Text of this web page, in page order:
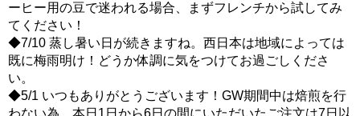
ーヒー用の豆で迷われる場合、まずフレンチから試してみ
てください！
◆7/10 蒸し暑い日が続きますね。西日本は地域によっては
既に梅雨明け！どうか体調に気をつけてお過ごしくださ
い。
◆5/1 いつもありがとうございます！GW期間中は焙煎を行
わない為、本日1日から6日の間にいただいたご注文は7日以